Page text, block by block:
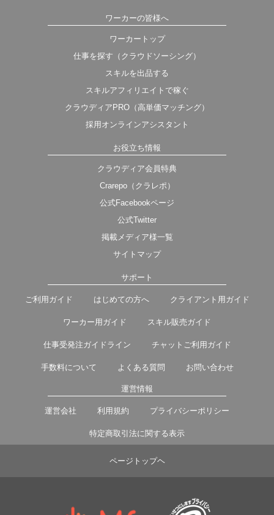
ワーカーの皆様へ
ワーカートップ
仕事を探す（クラウドソーシング）
スキルを出品する
スキルアフィリエイトで稼ぐ
クラウディアPRO（高単価マッチング）
採用オンラインアシスタント
お役立ち情報
クラウディア会員特典
Crarepo（クラレポ）
公式Facebookページ
公式Twitter
掲載メディア様一覧
サイトマップ
サポート
ご利用ガイド はじめての方へ クライアント用ガイド
ワーカー用ガイド スキル販売ガイド
仕事受発注ガイドライン チャットご利用ガイド
手数料について よくある質問 お問い合わせ
運営情報
運営会社 利用規約 プライバシーポリシー
特定商取引法に関する表示
ページトップヘ